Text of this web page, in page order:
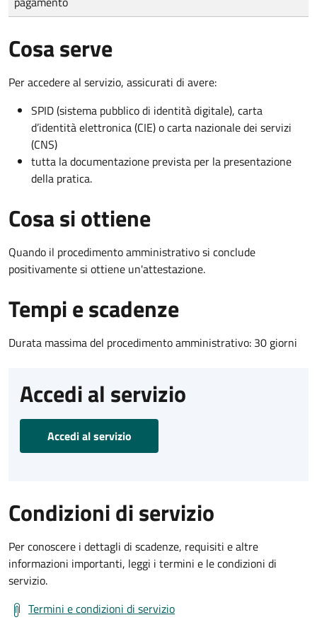
Cosa serve
Per accedere al servizio, assicurati di avere:
SPID (sistema pubblico di identità digitale), carta
d’identità elettronica (CIE) o carta nazionale dei servizi
(CNS)
tutta la documentazione prevista per la presentazione
della pratica.
Cosa si ottiene
Quando il procedimento amministrativo si conclude
positivamente si ottiene un'attestazione.
Tempi e scadenze
Durata massima del procedimento amministrativo: 30 giorni
Accedi al servizio
Accedi al servizio
Condizioni di servizio
Per conoscere i dettagli di scadenze, requisiti e altre
informazioni importanti, leggi i termini e le condizioni di
servizio.
Termini e condizioni di servizio